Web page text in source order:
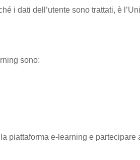
i dati dell’utente sono trattati, è
sono:
piattaforma e-learning e